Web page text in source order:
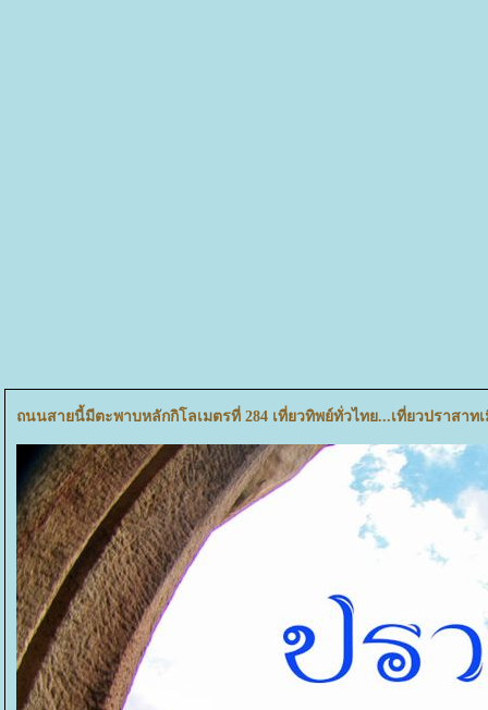
ถนนสายนี้มีตะพาบหลักกิโลเมตรที่ 284 เที่ยวทิพย์ทั่วไทย...เที่ยวปราสาท